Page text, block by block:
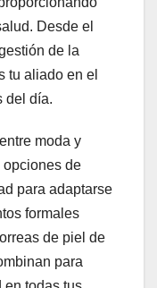
Desde el
de la
tu aliado en el
del día.
moda y
opciones de
para adaptarse
formales
de piel de
para